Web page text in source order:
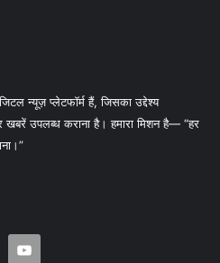
न्यूज़ प्लेटफॉर्म हैं, जिसका उद्देश्य
उपलब्ध कराना है। हमारा मिशन है— “हर